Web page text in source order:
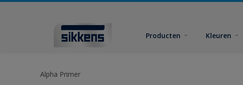
Producten Kleuren
Alpha Primer